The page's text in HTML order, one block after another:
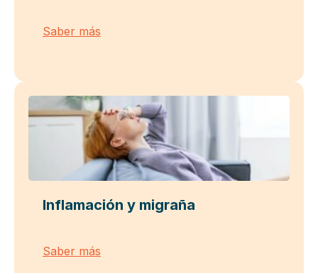
Saber más
Inflamación y migraña
Saber más